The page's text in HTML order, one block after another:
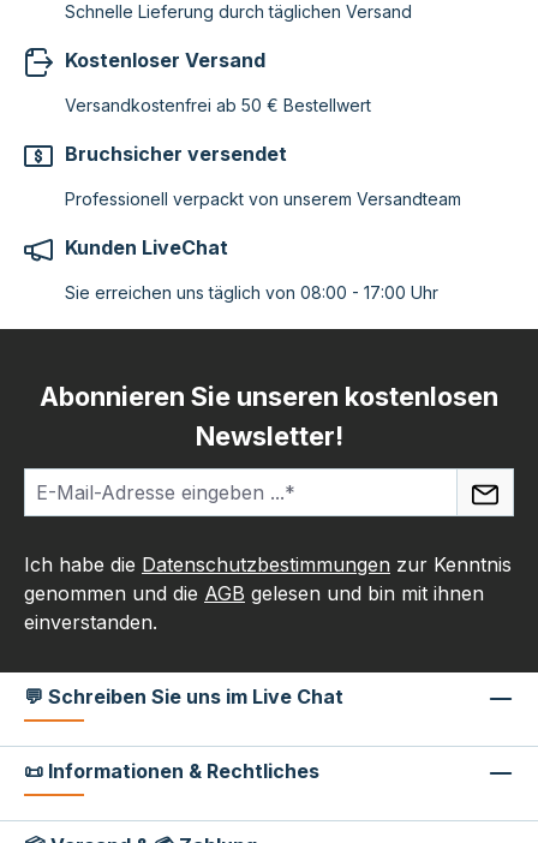
Schnelle Lieferung durch täglichen Versand
Kostenloser Versand
Versandkostenfrei ab 50 € Bestellwert
Bruchsicher versendet
Professionell verpackt von unserem Versandteam
Kunden LiveChat
Sie erreichen uns täglich von 08:00 - 17:00 Uhr
Abonnieren Sie unseren kostenlosen
Newsletter!
Ich habe die Datenschutzbestimmungen zur Kenntnis
genommen und die AGB gelesen und bin mit ihnen
einverstanden.
💬 Schreiben Sie uns im Live Chat
📜 Informationen & Rechtliches